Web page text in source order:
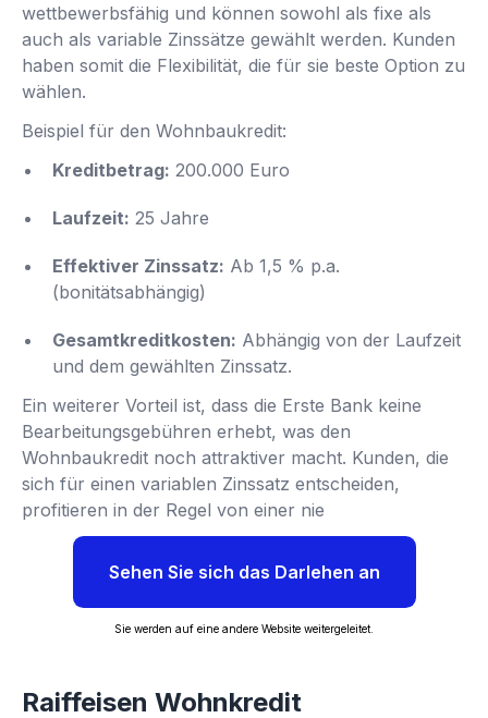
wettbewerbsfähig und können sowohl als fixe als
auch als variable Zinssätze gewählt werden. Kunden
haben somit die Flexibilität, die für sie beste Option zu
wählen.
Beispiel für den Wohnbaukredit:
Kreditbetrag: 200.000 Euro
Laufzeit: 25 Jahre
Effektiver Zinssatz: Ab 1,5 % p.a.
(bonitätsabhängig)
Gesamtkreditkosten: Abhängig von der Laufzeit
und dem gewählten Zinssatz.
Ein weiterer Vorteil ist, dass die Erste Bank keine
Bearbeitungsgebühren erhebt, was den
Wohnbaukredit noch attraktiver macht. Kunden, die
sich für einen variablen Zinssatz entscheiden,
profitieren in der Regel von einer nie
Sehen Sie sich das Darlehen an
Sie werden auf eine andere Website weitergeleitet.
Raiffeisen Wohnkredit